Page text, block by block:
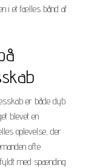
i et fælles bånd af
er både dyb
blevet en
oplevelse, der
ofte
med spænding